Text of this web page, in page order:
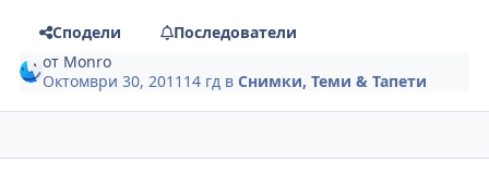
Сподели
Последователи
от Monro
Октомври 30, 2011 14 гд вСнимки, Теми & Тапети